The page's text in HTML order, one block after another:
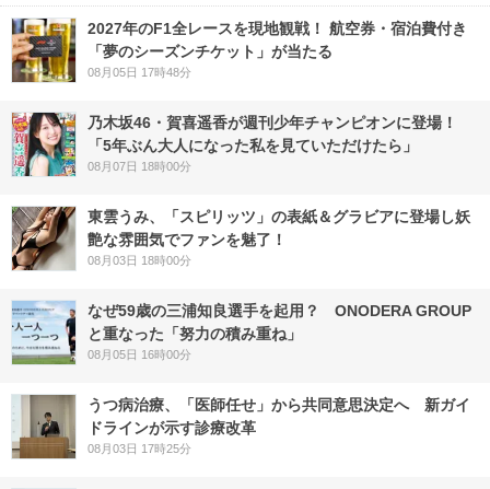
2027年のF1全レースを現地観戦！ 航空券・宿泊費付き
「夢のシーズンチケット」が当たる
08月05日 17時48分
乃木坂46・賀喜遥香が週刊少年チャンピオンに登場！
「5年ぶん大人になった私を見ていただけたら」
08月07日 18時00分
東雲うみ、「スピリッツ」の表紙＆グラビアに登場し妖
艶な雰囲気でファンを魅了！
08月03日 18時00分
なぜ59歳の三浦知良選手を起用？ ONODERA GROUP
と重なった「努力の積み重ね」
08月05日 16時00分
うつ病治療、「医師任せ」から共同意思決定へ 新ガイ
ドラインが示す診療改革
08月03日 17時25分